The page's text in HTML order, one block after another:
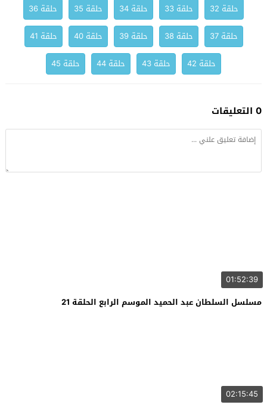
حلقة 32
حلقة 33 حلقة 34 حلقة 35
حلقة 36
حلقة 37
حلقة 38 حلقة 39 حلقة 40
حلقة 41
حلقة 42
حلقة 43 حلقة 44 حلقة 45
0 التعليقات
01:52:39
مسلسل السلطان عبد الحميد الموسم الرابع الحلقة 21
02:15:45